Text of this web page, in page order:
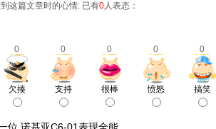
这篇文章时的心情: 已有0人表态：
0 0 0 0 0
欠揍 支持 很棒 愤怒 搞笑